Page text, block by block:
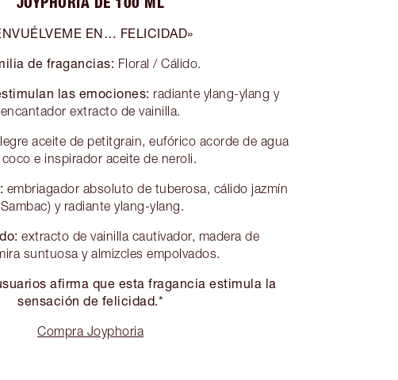
EN… FELICIDAD»
de fragancias: Floral / Cálido.
las emociones: radiante ylang-ylang y
encantador extracto de vainilla.
aceite de petitgrain, eufórico acorde de agua
e inspirador aceite de neroli.
embriagador absoluto de tuberosa, cálido jazmín
y radiante ylang-ylang.
extracto de vainilla cautivador, madera de
suntuosa y almizcles empolvados.
afirma que esta fragancia estimula la
sensación de felicidad.*
Compra Joyphoria